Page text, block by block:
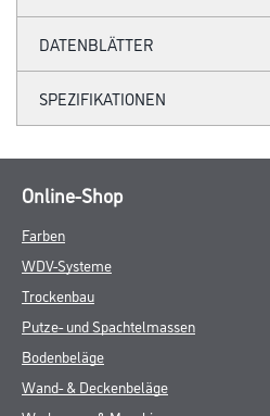
DATENBLÄTTER
SPEZIFIKATIONEN
Online-Shop
Farben
WDV-Systeme
Trockenbau
Putze- und Spachtelmassen
Bodenbeläge
Wand- & Deckenbeläge